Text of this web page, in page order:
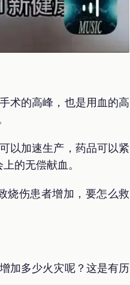
术的高峰，也是用血的高
以加速生产，药品可以紧
的无偿献血。
烧伤患者增加，要怎么救
加多少火灾呢？这是有历